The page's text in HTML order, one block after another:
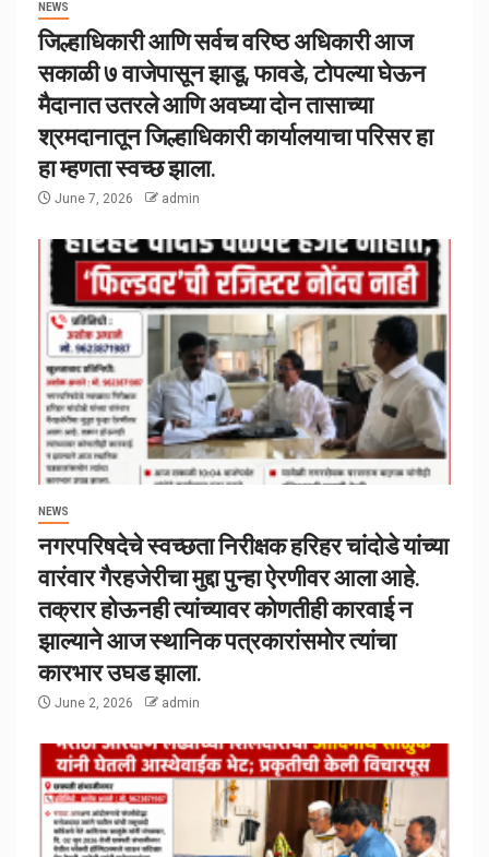
NEWS
जिल्हाधिकारी आणि सर्वच वरिष्ठ अधिकारी आज
सकाळी ७ वाजेपासून झाडू, फावडे, टोपल्या घेऊन
मैदानात उतरले आणि अवघ्या दोन तासाच्या
श्रमदानातून जिल्हाधिकारी कार्यालयाचा परिसर हा
हा म्हणता स्वच्छ झाला.
June 7, 2026 admin
NEWS
नगरपरिषदेचे स्वच्छता निरीक्षक हरिहर चांदोडे यांच्या
वारंवार गैरहजेरीचा मुद्दा पुन्हा ऐरणीवर आला आहे.
तक्रार होऊनही त्यांच्यावर कोणतीही कारवाई न
झाल्याने आज स्थानिक पत्रकारांसमोर त्यांचा
कारभार उघड झाला.
June 2, 2026 admin